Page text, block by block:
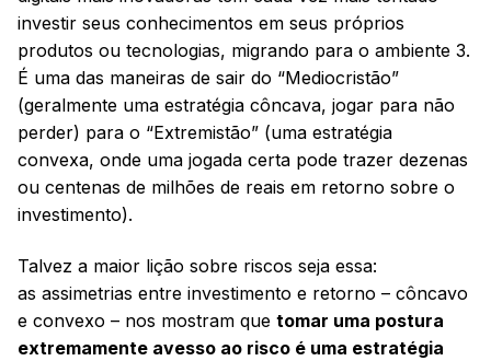
investir seus conhecimentos em seus próprios
produtos ou tecnologias, migrando para o ambiente 3.
É uma das maneiras de sair do “Mediocristão”
(geralmente uma estratégia côncava, jogar para não
perder) para o “Extremistão” (uma estratégia
convexa, onde uma jogada certa pode trazer dezenas
ou centenas de milhões de reais em retorno sobre o
investimento).
Talvez a maior lição sobre riscos seja essa:
as assimetrias entre investimento e retorno – côncavo
e convexo – nos mostram que tomar uma postura
extremamente avesso ao risco é uma estratégia